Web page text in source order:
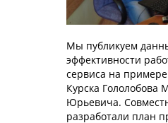
Мы публикуем
эффективности
сервиса на
Курска Гололобова
Юрьевича.
разработали план